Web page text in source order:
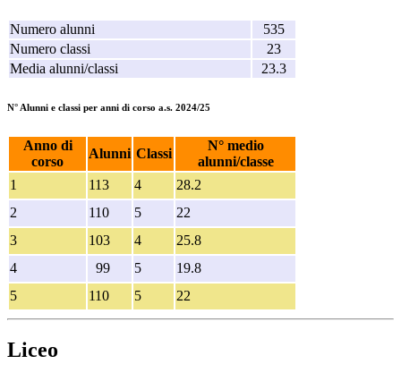
Numero alunni
535
Numero classi
23
Media alunni/classi
23.3
N° Alunni e classi per anni di corso a.s. 2024/25
Anno di
corso
Alunni Classi
N° medio
alunni/classe
1
113 4
28.2
2
110 5
22
3
103 4
25.8
4
99 5
19.8
5
110 5 22
Liceo